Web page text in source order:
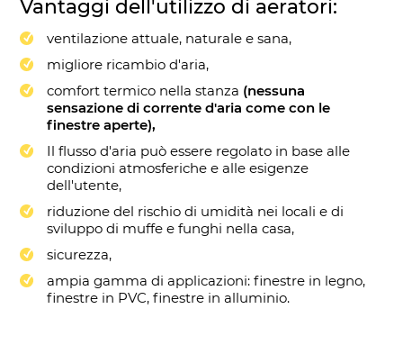
Vantaggi dell'utilizzo di aeratori:
ventilazione attuale, naturale e sana,
migliore ricambio d'aria,
comfort termico nella stanza (nessuna
sensazione di corrente d'aria come con le
finestre aperte),
Il flusso d'aria può essere regolato in base alle
condizioni atmosferiche e alle esigenze
dell'utente,
riduzione del rischio di umidità nei locali e di
sviluppo di muffe e funghi nella casa,
sicurezza,
ampia gamma di applicazioni: finestre in legno,
finestre in PVC, finestre in alluminio.